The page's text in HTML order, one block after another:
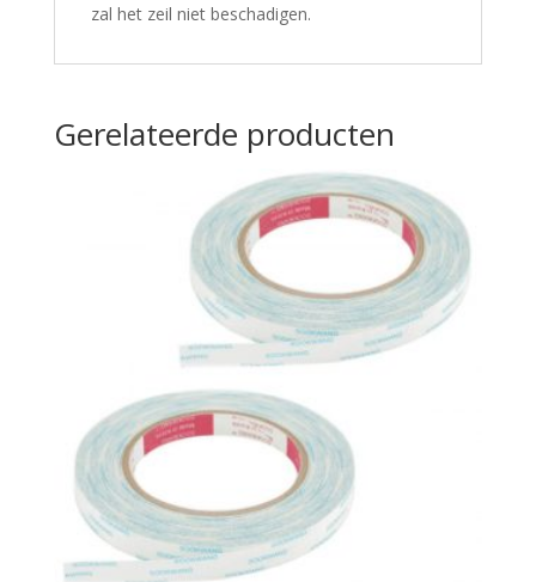
zal het zeil niet beschadigen.
Gerelateerde producten